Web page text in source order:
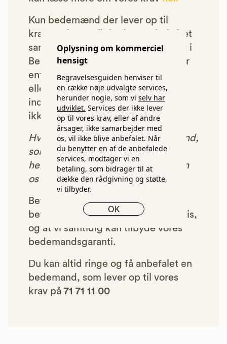
Oplysning om kommerciel
hensigt
Begravelsesguiden henviser til
en række nøje udvalgte services,
herunder nogle, som vi selv har
udviklet. Services der ikke lever
op til vores krav, eller af andre
årsager, ikke samarbejder med
os, vil ikke blive anbefalet. Når
du benytter en af de anbefalede
services, modtager vi en
betaling, som bidrager til at
dække den rådgivning og støtte,
vi tilbyder.
OK
Kun bedemænd der lever op til
kravene har mulighed for at indgå et
samarbejde med os om at blive vist i
Begravelsesguiden. Bedemænd der
enten ikke lever op til vores krav,
eller som af andre årsager ikke har
indgået et samarbejde med os, vil
ikke blive vist i vores anbefalinger.
Hver gang du benytter en bedemand,
som vi har godkendt, anbefalet og
henvist dig til, betaler bedemanden
os et beløb for denne henvisning.
Betalingen for vores henvisninger
betyder, at vores rådgivning er gratis,
og at vi samtidig kan tilbyde vores
bedemandsgaranti.
Du kan altid ringe og få anbefalet en
bedemand, som lever op til vores
krav på 71 71 11 00